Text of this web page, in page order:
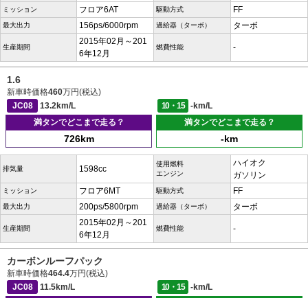
ミッション フロア6AT 駆動方式 FF
最大出力 156ps/6000rpm 過給器（ターボ） ターボ
生産期間
2015年02月～201
6年12月
燃費性能 -
1.6
新車時価格460万円(税込)
JC08
13.2km/L 10・15
-km/L
満タンでどこまで走る？
726km
満タンでどこまで走る？
-km
排気量 1598cc
使用燃料
エンジン
ハイオク
ガソリン
ミッション フロア6MT 駆動方式 FF
最大出力 200ps/5800rpm 過給器（ターボ） ターボ
生産期間
2015年02月～201
6年12月
燃費性能 -
カーボンルーフパック
新車時価格464.4万円(税込)
JC08
11.5km/L 10・15
-km/L